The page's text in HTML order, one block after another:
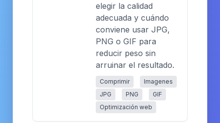
elegir la calidad
adecuada y cuándo
conviene usar JPG,
PNG o GIF para
reducir peso sin
arruinar el resultado.
Comprimir
Imagenes
JPG
PNG
GIF
Optimización web